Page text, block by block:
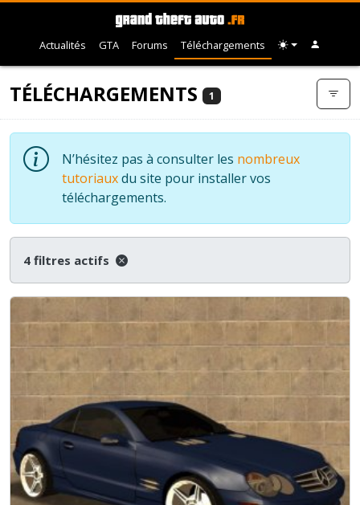
Actualités GTA Forums Téléchargements
TÉLÉCHARGEMENTS 1
N’hésitez pas à consulter les nombreux
tutoriauxdu site pour installer vos
téléchargements.
4 filtres actifs